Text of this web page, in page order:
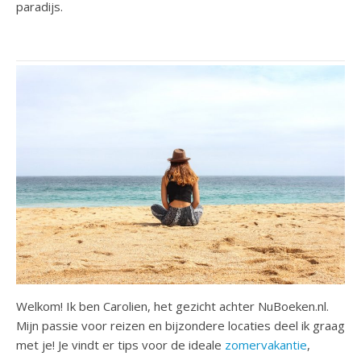
paradijs.
Welkom! Ik ben Carolien, het gezicht achter NuBoeken.nl.
Mijn passie voor reizen en bijzondere locaties deel ik graag
met je! Je vindt er tips voor de ideale zomervakantie,